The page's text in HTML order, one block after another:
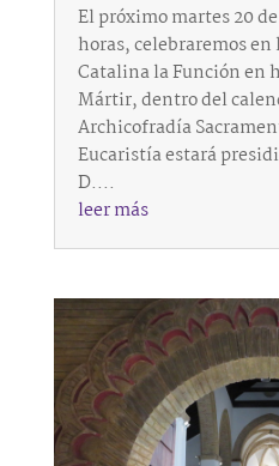
El próximo martes 20
horas, celebraremos en
Catalina la Función en
Mártir, dentro del
Archicofradía
Eucaristía estará
D....
leer más